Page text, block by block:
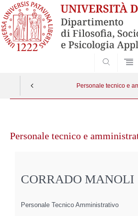
Personale tecnico e
contenuto
Personale tecnico e
CORRADO MANOLI
Personale Tecnico Amministrativo